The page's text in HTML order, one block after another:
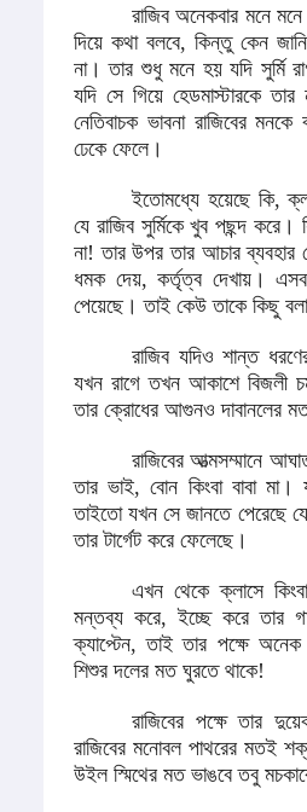
রাজিব অনেকবার মনে
দিয়ে কথা বলবে, কিন্তু কেন
না। তার শুধু মনে হয় যদি সুর্মি
যদি সে গিয়ে হেডমাস্টারকে
নেতিবাচক ভাবনা রাজিবের
ঢেকে ফেলে।
ইতোমধ্যে হয়েছে কি,
যে রাজিব সুর্মিকে খুব পছন্দ
না! তার উপর তার আচার ব্যবহার
ধমক দেয়, কর্তৃত্ব দেখায়।
পেয়েছে। তাই কেউ তাকে কিছু
রাজিব যদিও শান্ত
যখন রাগে তখন আকাশে বিজলী
তার ক্রোধের আগুনও দাবানলের
রাজিবের আত্মসম্মানে
তার ভাই, বোন কিংবা বাবা
তাইতো যখন সে জানতে পেরেছে
তার টার্গেট করে ফেলেছে।
এখন থেকে ক্লাসে
মন্তব্য করে, ইচ্ছে করে তার
ক্যাপ্টেন, তাই তার পক্ষে অনেক
শিশুর দলের মত ঘুরতে থাকে!
রাজিবের পক্ষে তার
রাজিবের মনোবল পাথরের মতই
উইল স্মিথের মত ভাঙবে তবু